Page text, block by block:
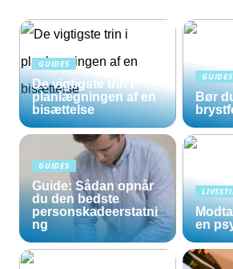
GUIDES
De vigtigste trin i
planlægningen af en
bisættelse
GUIDES
Bør
GUIDES
Guide: Sådan opnår
du den bedste
personskadeerstatni
ng
en